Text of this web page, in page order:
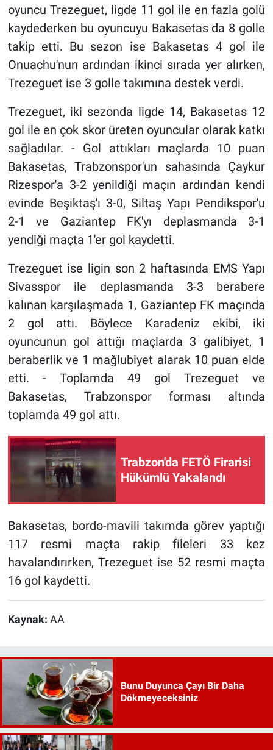
oyuncu Trezeguet, ligde 11 gol ile en fazla golü
kaydederken bu oyuncuyu Bakasetas da 8 golle
takip etti. Bu sezon ise Bakasetas 4 gol ile
Onuachu'nun ardından ikinci sırada yer alırken,
Trezeguet ise 3 golle takımına destek verdi.
Trezeguet, iki sezonda ligde 14, Bakasetas 12
gol ile en çok skor üreten oyuncular olarak katkı
sağladılar. - Gol attıkları maçlarda 10 puan
Bakasetas, Trabzonspor'un sahasında Çaykur
Rizespor'a 3-2 yenildiği maçın ardından kendi
evinde Beşiktaş'ı 3-0, Siltaş Yapı Pendikspor'u
2-1 ve Gaziantep FK'yı deplasmanda 3-1
yendiği maçta 1'er gol kaydetti.
Trezeguet ise ligin son 2 haftasında EMS Yapı
Sivasspor ile deplasmanda 3-3 berabere
kalınan karşılaşmada 1, Gaziantep FK maçında
2 gol attı. Böylece Karadeniz ekibi, iki
oyuncunun gol attığı maçlarda 3 galibiyet, 1
beraberlik ve 1 mağlubiyet alarak 10 puan elde
etti. - Toplamda 49 gol Trezeguet ve
Bakasetas, Trabzonspor forması altında
toplamda 49 gol attı.
Trabzon'da FETÖ Firarisi
Hükümlü Yakalandı
Bakasetas, bordo-mavili takımda görev yaptığı
117 resmi maçta rakip fileleri 33 kez
havalandırırken, Trezeguet ise 52 resmi maçta
16 gol kaydetti.
Kaynak: AA
Bunu Duyunca Çayı Bir Daha
Dökmeyeceksiniz